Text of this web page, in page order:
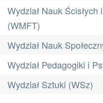
Wydział Nauk
(WMFT)
Wydział Nauk
Wydział Pedagogiki i
Wydział Sztuki (WSz)